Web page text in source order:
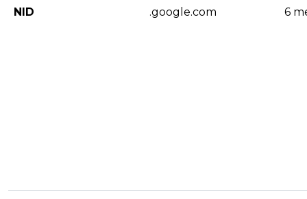
NID .google.com 6